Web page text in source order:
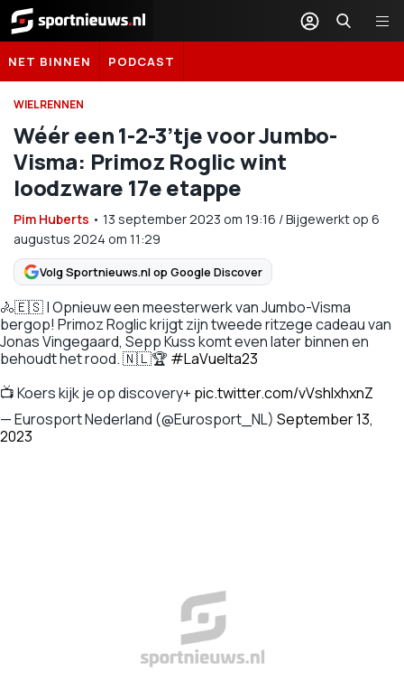
Sportnieuws.nl
NET BINNEN PODCAST
WIELRENNEN
Wéér een 1-2-3’tje voor Jumbo-
Visma: Primoz Roglic wint
loodzware 17e etappe
Pim Huberts • 13 september 2023 om 19:16 /Bijgewerkt op 6
augustus 2024 om 11:29
Volg Sportnieuws.nl op Google Discover
🚴🇪🇸 | Opnieuw een meesterwerk van Jumbo-Visma
bergop! Primoz Roglic krijgt zijn tweede ritzege cadeau van
Jonas Vingegaard, Sepp Kuss komt even later binnen en
behoudt het rood. 🇳🇱🏆 #LaVuelta23
📺 Koers kijk je op discovery+ pic.twitter.com/vVshIxhxnZ
— Eurosport Nederland (@Eurosport_NL) September 13,
2023